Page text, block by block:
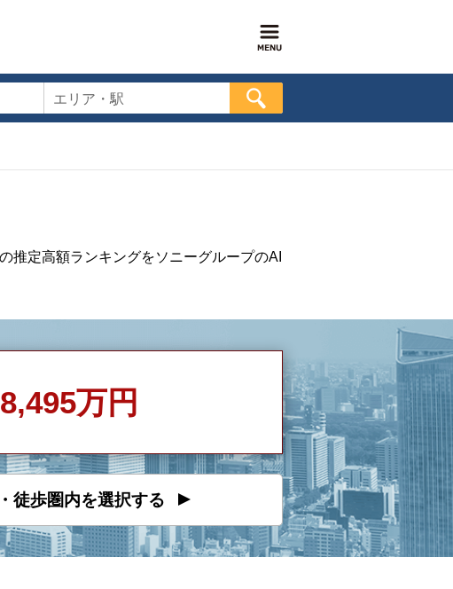
エリア・駅
推定高額ランキングをソニーグループのAI
8,495万円
徒歩圏内を選択する